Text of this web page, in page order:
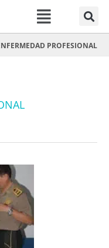
Menú
PROFESIONAL